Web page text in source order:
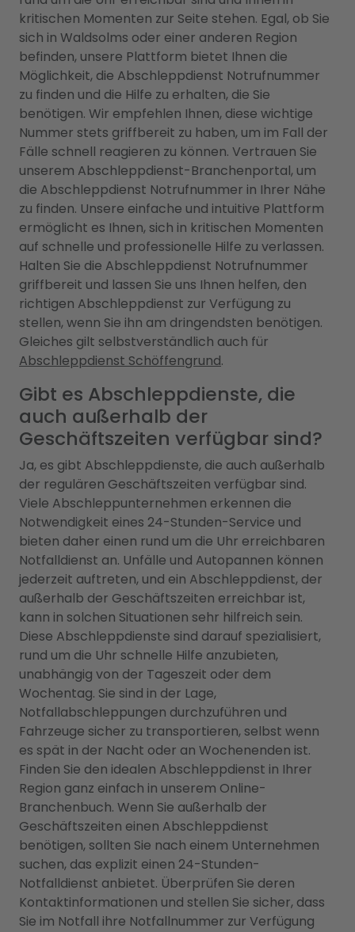
kritischen Momenten zur Seite stehen. Egal, ob Sie
sich in Waldsolms oder einer anderen Region
befinden, unsere Plattform bietet Ihnen die
Möglichkeit, die Abschleppdienst Notrufnummer
zu finden und die Hilfe zu erhalten, die Sie
benötigen. Wir empfehlen Ihnen, diese wichtige
Nummer stets griffbereit zu haben, um im Fall der
Fälle schnell reagieren zu können. Vertrauen Sie
unserem Abschleppdienst-Branchenportal, um
die Abschleppdienst Notrufnummer in Ihrer Nähe
zu finden. Unsere einfache und intuitive Plattform
ermöglicht es Ihnen, sich in kritischen Momenten
auf schnelle und professionelle Hilfe zu verlassen.
Halten Sie die Abschleppdienst Notrufnummer
griffbereit und lassen Sie uns Ihnen helfen, den
richtigen Abschleppdienst zur Verfügung zu
stellen, wenn Sie ihn am dringendsten benötigen.
Gleiches gilt selbstverständlich auch für
Abschleppdienst Schöffengrund.
Gibt es Abschleppdienste, die
auch außerhalb der
Geschäftszeiten verfügbar sind?
Ja, es gibt Abschleppdienste, die auch außerhalb
der regulären Geschäftszeiten verfügbar sind.
Viele Abschleppunternehmen erkennen die
Notwendigkeit eines 24-Stunden-Service und
bieten daher einen rund um die Uhr erreichbaren
Notfalldienst an. Unfälle und Autopannen können
jederzeit auftreten, und ein Abschleppdienst, der
außerhalb der Geschäftszeiten erreichbar ist,
kann in solchen Situationen sehr hilfreich sein.
Diese Abschleppdienste sind darauf spezialisiert,
rund um die Uhr schnelle Hilfe anzubieten,
unabhängig von der Tageszeit oder dem
Wochentag. Sie sind in der Lage,
Notfallabschleppungen durchzuführen und
Fahrzeuge sicher zu transportieren, selbst wenn
es spät in der Nacht oder an Wochenenden ist.
Finden Sie den idealen Abschleppdienst in Ihrer
Region ganz einfach in unserem Online-
Branchenbuch. Wenn Sie außerhalb der
Geschäftszeiten einen Abschleppdienst
benötigen, sollten Sie nach einem Unternehmen
suchen, das explizit einen 24-Stunden-
Notfalldienst anbietet. Überprüfen Sie deren
Kontaktinformationen und stellen Sie sicher, dass
Sie im Notfall ihre Notfallnummer zur Verfügung